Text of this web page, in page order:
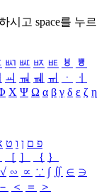
시고 space를 누르
ㅴ ㅵ ㅶ ㅷ ㅸ
ㅹ
ㆉ ㆊ ㆋ ㆌ ㆍ
ㆎ
Χ Ψ Ω α β γ δ ε ζ η
פ ם ן ו ט
［ ］ ｛ ｝
√ ∽ ∝ ∵ ∫ ∬ ∈ ∋
－ ＜ ＝
＞